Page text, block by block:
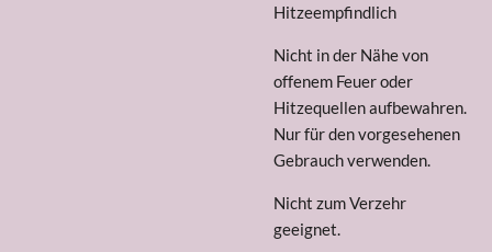
Hitzeempfindlich
Nicht in der Nähe von
offenem Feuer oder
Hitzequellen aufbewahren.
Nur für den vorgesehenen
Gebrauch verwenden.
Nicht zum Verzehr
geeignet.